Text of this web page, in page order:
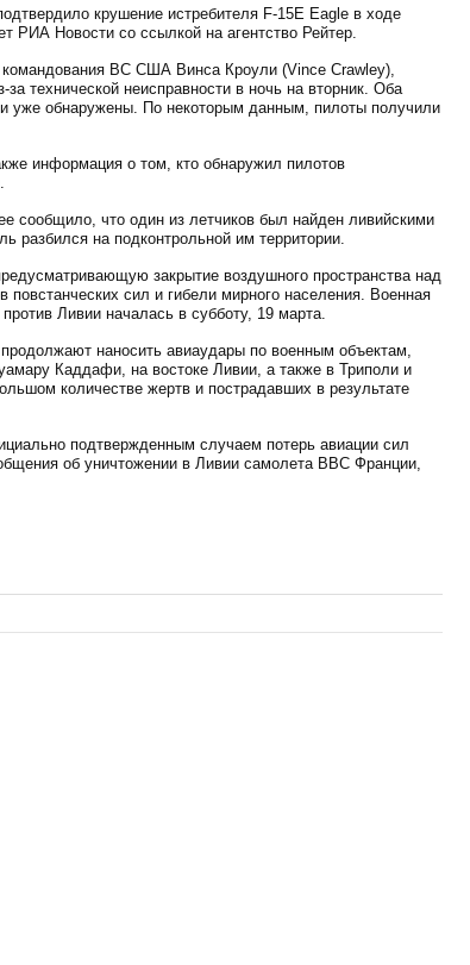
крушение истребителя F-15E Eagle в ходе
РИА Новости со ссылкой на агентство Рейтер.
ВС США Винса Кроули (Vince Crawley),
технической неисправности в ночь на вторник. Оба
уже обнаружены. По некоторым данным, пилоты получили
информация о том, кто обнаружил пилотов
сообщило, что один из летчиков был найден ливийскими
разбился на подконтрольной им территории.
закрытие воздушного пространства над
сил и гибели мирного населения. Военная
Ливии началась в субботу, 19 марта.
наносить авиаудары по военным объектам,
Каддафи, на востоке Ливии, а также в Триполи и
количестве жертв и пострадавших в результате
подтвержденным случаем потерь авиации сил
об уничтожении в Ливии самолета ВВС Франции,